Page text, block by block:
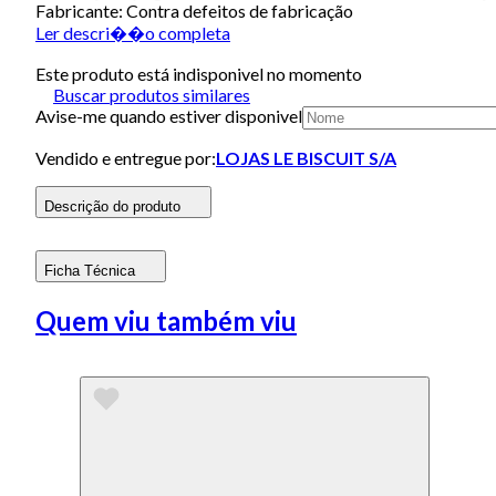
Fabricante: Contra defeitos de fabricação
Ler descri��o completa
Este produto está indisponivel no momento
Buscar produtos similares
Avise-me quando estiver disponivel
Vendido e entregue por:LOJAS LE BISCUIT S/A
Descrição do produto
Ficha Técnica
Quem viu também viu